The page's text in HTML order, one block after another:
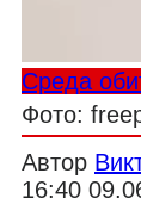
Среда
Фото:
Автор
16:40